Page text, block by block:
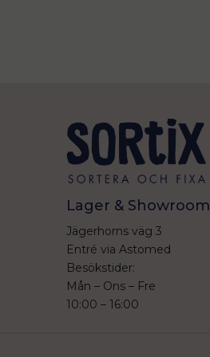
Lager & Showroom
Jägerhorns väg 3
Entré via Astomed
Besökstider:
Mån – Ons – Fre
10:00 – 16:00